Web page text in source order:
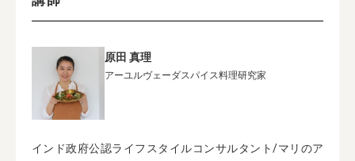
原田 真理
アーユルヴェーダスパイス料理研究家
インド政府公認ライフスタイルコンサルタント/マリのア